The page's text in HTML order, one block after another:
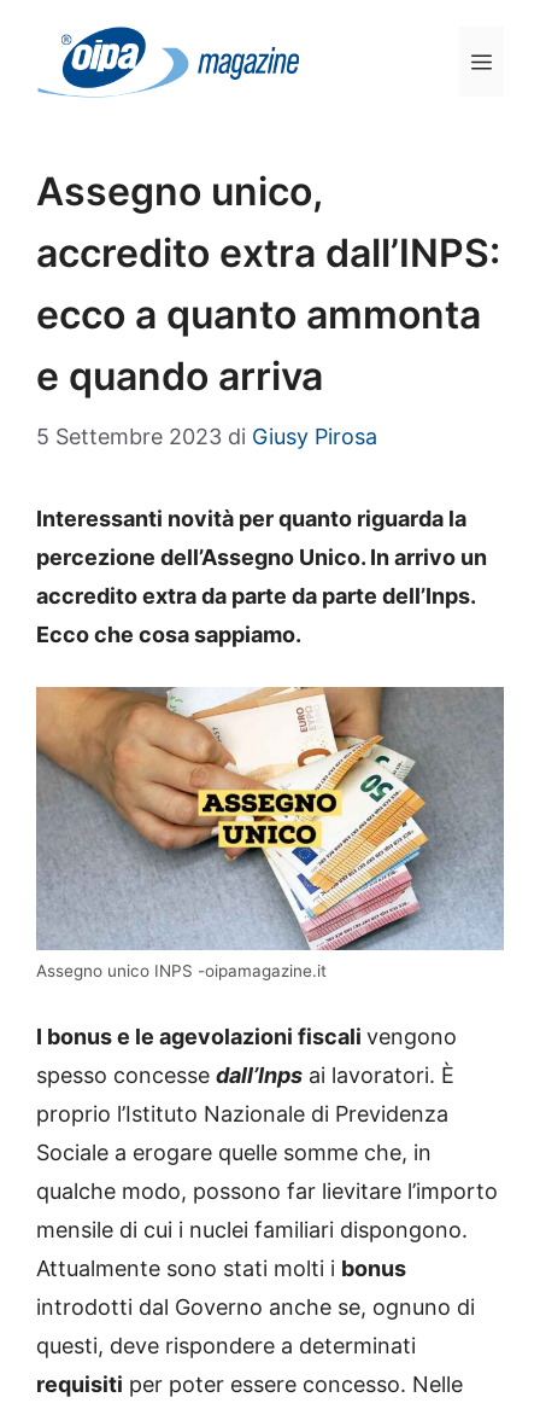
contenuto
Assegno unico,
accredito extra dall’INPS:
ecco a quanto ammonta
e quando arriva
5 Settembre 2023 di Giusy Pirosa
Interessanti novità per quanto riguarda la
percezione dell’Assegno Unico. In arrivo un
accredito extra da parte da parte dell’Inps.
Ecco che cosa sappiamo.
Assegno unico INPS -oipamagazine.it
I bonus e le agevolazioni fiscali vengono
spesso concesse dall’Inps ai lavoratori. È
proprio l’Istituto Nazionale di Previdenza
Sociale a erogare quelle somme che, in
qualche modo, possono far lievitare l’importo
mensile di cui i nuclei familiari dispongono.
Attualmente sono stati molti i bonus
introdotti dal Governo anche se, ognuno di
questi, deve rispondere a determinati
requisiti per poter essere concesso. Nelle